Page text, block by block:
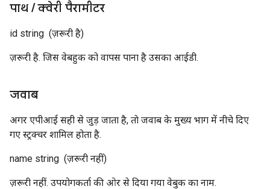
पाथ/क्वेरी पैरामीटर
id string (ज़रूरी है)
ज़रूरी है. जिस वेबहुक को वापस पाना है उसका आईडी.
जवाब
अगर एपीआई सही से जुड़ जाता है, ताे जवाब के मुख्य भाग में नीचे दिए
गए स्ट्रक्चर शामिल होता है.
name string (ज़रूरी नहीं)
ज़रूरी नहीं. उपयोगकर्ता की ओर से दिया गया वेबुक का नाम.